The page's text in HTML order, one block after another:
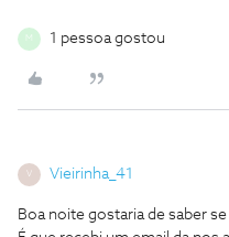
M 1 pessoa gostou
V Vieirinha_41
Boa noite gostaria de saber